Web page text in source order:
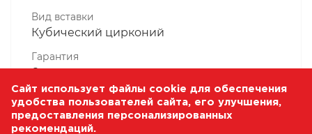
Вид вставки
Кубический цирконий
Гарантия
6 месяцев
Комплектность, шт
1 Штука
Сайт использует файлы cookie для обеспечения
удобства пользователей сайта, его улучшения,
предоставления персонализированных
рекомендаций.